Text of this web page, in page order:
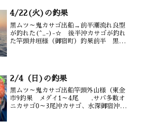
4/22(火)の釣果
黒ムツ～鬼カサゴ出船→前半潮流れ良型
が釣れた(^_-)-☆ 後半沖カサゴが釣れ
た竿頭井垣様（御宿町）釣果前半 黒ム
2/4（日)の釣果
黒ムツ～鬼カサゴ出船竿頭外山様（東金
市9釣果 メダイ1～4尾 .サバ多数オ
ニカサゴ0～3尾沖カサゴ、水深御宿沖